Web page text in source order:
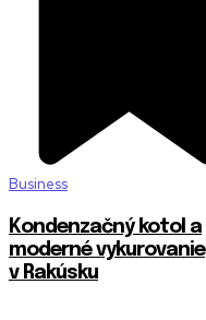
Business
Kondenzačný kotol a
moderné vykurovanie
v Rakúsku